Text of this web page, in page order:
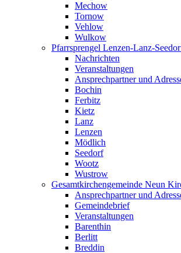
Mechow
Tornow
Vehlow
Wulkow
Pfarrsprengel Lenzen-Lanz-
Nachrichten
Veranstaltungen
Ansprechpartner und
Bochin
Ferbitz
Kietz
Lanz
Lenzen
Mödlich
Seedorf
Wootz
Wustrow
Gesamtkirchengemeinde Neun
Ansprechpartner und
Gemeindebrief
Veranstaltungen
Barenthin
Berlitt
Breddin